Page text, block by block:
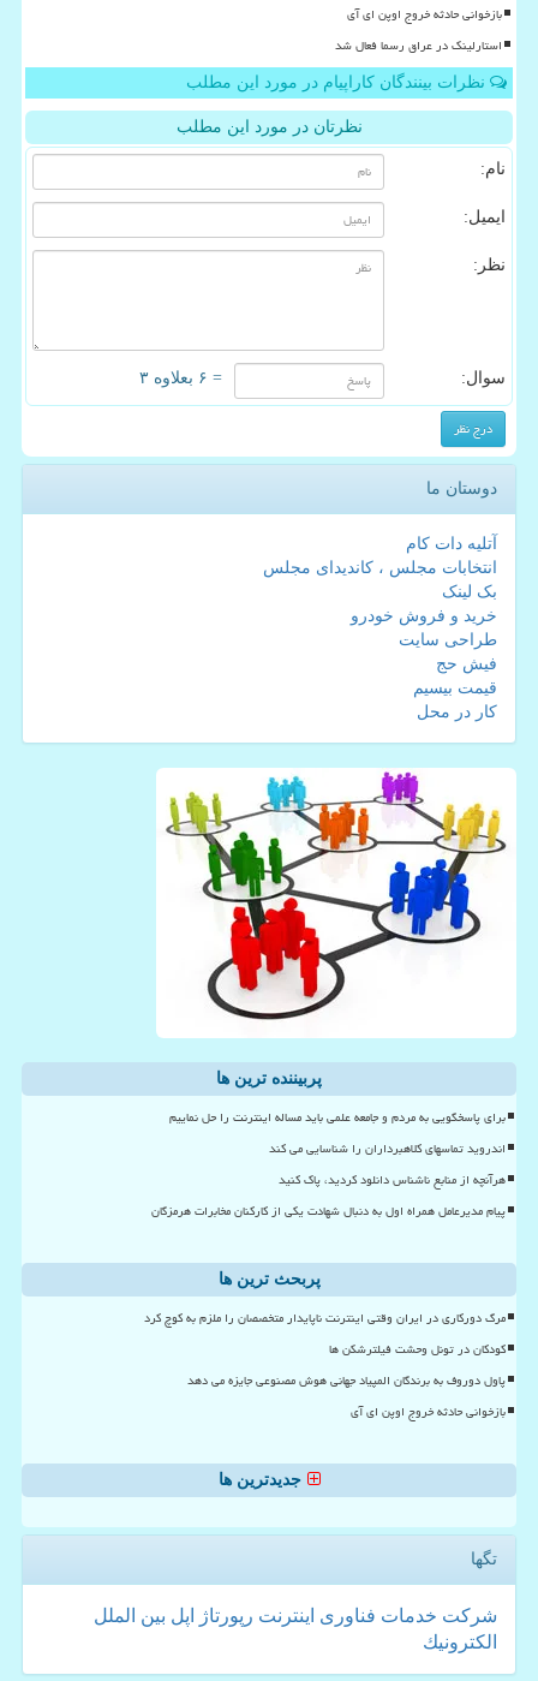
بازخوانی حادثه خروج اوپن ای آی
استارلینک در عراق رسما فعال شد
نظرات بینندگان کاراپیام در مورد این مطلب
نظرتان در مورد این مطلب
نام:
ایمیل:
نظر:
سوال: = ۶ بعلاوه ۳
دوستان ما
آتلیه دات کام
انتخابات مجلس ، کاندیدای مجلس
بک لینک
خرید و فروش خودرو
طراحی سایت
فیش حج
قیمت بیسیم
کار در محل
پربیننده ترین ها
برای پاسخگویی به مردم و جامعه علمی باید مساله اینترنت را حل نماییم
اندروید تماسهای کلاهبرداران را شناسایی می کند
هرآنچه از منابع ناشناس دانلود کردید، پاک کنید
پیام مدیرعامل همراه اول به دنبال شهادت یکی از کارکنان مخابرات هرمزگان
پربحث ترین ها
مرگ دورکاری در ایران وقتی اینترنت ناپایدار متخصصان را ملزم به کوچ کرد
کودکان در تونل وحشت فیلترشکن ها
پاول دوروف به برندگان المپیاد جهانی هوش مصنوعی جایزه می دهد
بازخوانی حادثه خروج اوپن ای آی
جدیدترین ها
تگها
شركت خدمات فناوری اینترنت رپورتاژ اپل بین الملل
الكترونیك